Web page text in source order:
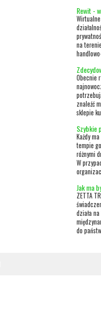
Rewit -
na
Obecnie
znaleźć
sklepie
Szybkie
Każdy
tempie
różnymi
W
Jak ma
ZETTA
działa
do